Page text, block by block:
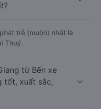
trễ (muộn) nhất là
Thuỷ.
từ Bến xe
tốt, xuất sắc,